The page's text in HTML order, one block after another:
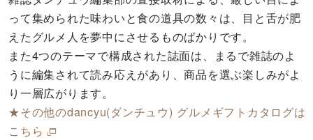
って集められた味わいと食の道具の数々は、目と舌が肥
えたグルメ人を夢中にさせるものばかりです。
また4つのテーマで構成された誌面は、まるで雑誌のよ
うに編集されて読み応えがあり、商品を選ぶ楽しみがよ
り一層広がります。
★その他のdancyu(ダンチュウ) グルメギフトカタログは
こちら